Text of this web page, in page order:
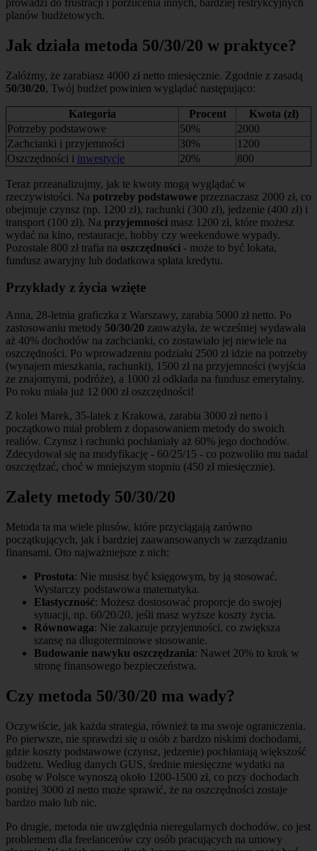
planów budżetowych.
Jak działa metoda 50/30/20 w praktyce?
Załóżmy, że zarabiasz 4000 zł netto miesięcznie. Zgodnie z zasadą
50/30/20, Twój budżet powinien wyglądać następująco:
Kategoria Procent
Kwota (zł)
Potrzeby podstawowe
50%
2000
Zachcianki i przyjemności
30%
1200
Oszczędności i inwestycje 20% 800
Teraz przeanalizujmy, jak te kwoty mogą wyglądać w
rzeczywistości. Na potrzeby podstawowe przeznaczasz 2000 zł, co
obejmuje czynsz (np. 1200 zł), rachunki (300 zł), jedzenie (400 zł) i
transport (100 zł). Na przyjemności masz 1200 zł, które możesz
wydać na kino, restauracje, hobby czy weekendowe wypady.
Pozostałe 800 zł trafia na oszczędności - może to być lokata,
fundusz awaryjny lub dodatkowa spłata kredytu.
Przykłady z życia wzięte
Anna, 28-letnia graficzka z Warszawy, zarabia 5000 zł netto. Po
zastosowaniu metody 50/30/20 zauważyła, że wcześniej wydawała
aż 40% dochodów na zachcianki, co zostawiało jej niewiele na
oszczędności. Po wprowadzeniu podziału 2500 zł idzie na potrzeby
(wynajem mieszkania, rachunki), 1500 zł na przyjemności (wyjścia
ze znajomymi, podróże), a 1000 zł odkłada na fundusz emerytalny.
Po roku miała już 12 000 zł oszczędności!
Z kolei Marek, 35-latek z Krakowa, zarabia 3000 zł netto i
początkowo miał problem z dopasowaniem metody do swoich
realiów. Czynsz i rachunki pochłaniały aż 60% jego dochodów.
Zdecydował się na modyfikację - 60/25/15 - co pozwoliło mu nadal
oszczędzać, choć w mniejszym stopniu (450 zł miesięcznie).
Zalety metody 50/30/20
Metoda ta ma wiele plusów, które przyciągają zarówno
początkujących, jak i bardziej zaawansowanych w zarządzaniu
finansami. Oto najważniejsze z nich:
Prostota: Nie musisz być księgowym, by ją stosować.
Wystarczy podstawowa matematyka.
Elastyczność: Możesz dostosować proporcje do swojej
sytuacji, np. 60/20/20, jeśli masz wyższe koszty życia.
Równowaga: Nie zakazuje przyjemności, co zwiększa
szansę na długoterminowe stosowanie.
Budowanie nawyku oszczędzania: Nawet 20% to krok w
stronę finansowego bezpieczeństwa.
Czy metoda 50/30/20 ma wady?
Oczywiście, jak każda strategia, również ta ma swoje ograniczenia.
Po pierwsze, nie sprawdzi się u osób z bardzo niskimi dochodami,
gdzie koszty podstawowe (czynsz, jedzenie) pochłaniają większość
budżetu. Według danych GUS, średnie miesięczne wydatki na
osobę w Polsce wynoszą około 1200-1500 zł, co przy dochodach
poniżej 3000 zł netto może sprawić, że na oszczędności zostaje
bardzo mało lub nic.
Po drugie, metoda nie uwzględnia nieregularnych dochodów, co jest
problemem dla freelancerów czy osób pracujących na umowy